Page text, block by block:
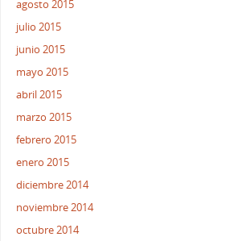
agosto 2015
julio 2015
junio 2015
mayo 2015
abril 2015
marzo 2015
febrero 2015
enero 2015
diciembre 2014
noviembre 2014
octubre 2014